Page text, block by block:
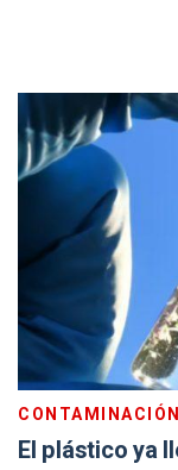
CONTAMINACIÓN
El plástico ya